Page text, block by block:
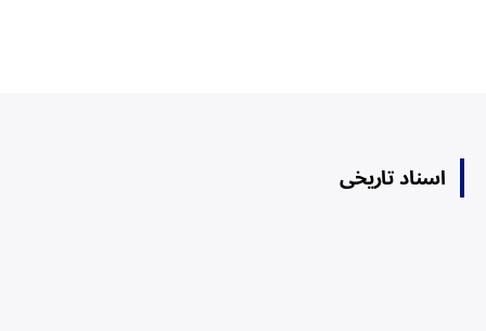
اسناد تاریخی